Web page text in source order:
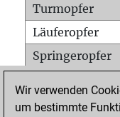
Turmopfer
Läuferopfer
Springeropfer
Matt auf
Wir verwenden
um bestimmte